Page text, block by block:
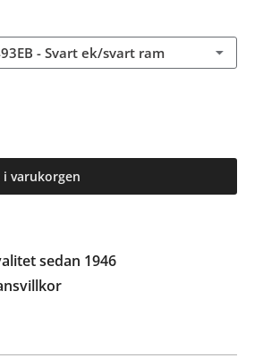
- Svart ek/svart ram
i varukorgen
sedan 1946